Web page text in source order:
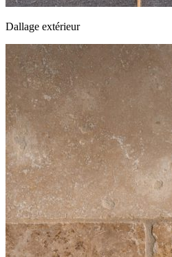
Dallage extérieur